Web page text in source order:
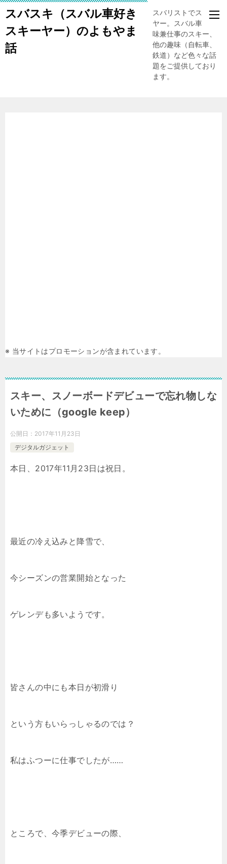
スバスキ（スバル車好き
スキーヤー）のよもやま
話
スバリストでスキー
ヤー。スバル車、趣
味兼仕事のスキー、
他の趣味（自転車、
鉄道）など色々な話
題をご提供しており
ます。
※ 当サイトはプロモーションが含まれています。
スキー、スノーボードデビューで忘れ物しな
いために（google keep）
公開日： 2017年11月23日
デジタルガジェット
本日、2017年11月23日は祝日。
最近の冷え込みと降雪で、
今シーズンの営業開始となった
ゲレンデも多いようです。
皆さんの中にも本日が初滑り
という方もいらっしゃるのでは？
私はふつーに仕事でしたが……
ところで、今季デビューの際、